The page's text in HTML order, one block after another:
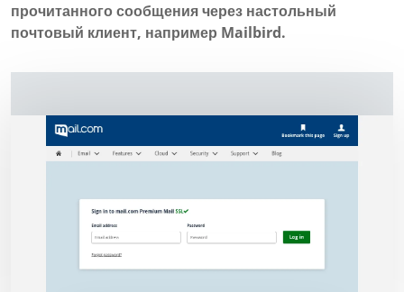
прочитанного сообщения через настольный
почтовый клиент, например Mailbird.